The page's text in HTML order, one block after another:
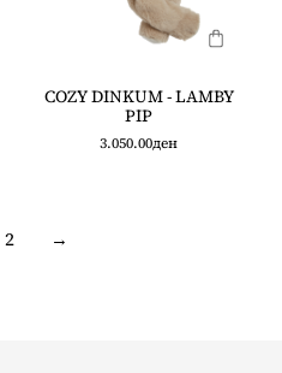
COZY DINKUM - LAMBY
PIP
3.050.00ден
2 →